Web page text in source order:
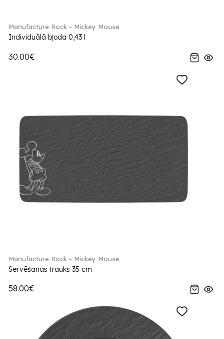
Manufacture Rock - Mickey Mouse
Individuālā bļoda 0,43 l
30.00€
Manufacture Rock - Mickey Mouse
Servēšanas trauks 35 cm
58.00€